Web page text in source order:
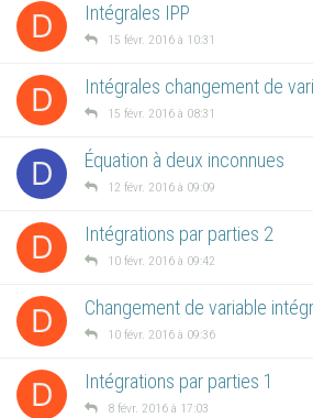
D Intégrales IPP
15 févr. 2016 à 10:31
D Intégrales changement de
15 févr. 2016 à 08:31
D Équation à deux inconnues
12 févr. 2016 à 09:09
D Intégrations par parties 2
10 févr. 2016 à 09:42
D Changement de variable
10 févr. 2016 à 09:36
D Intégrations par parties 1
8 févr. 2016 à 17:03